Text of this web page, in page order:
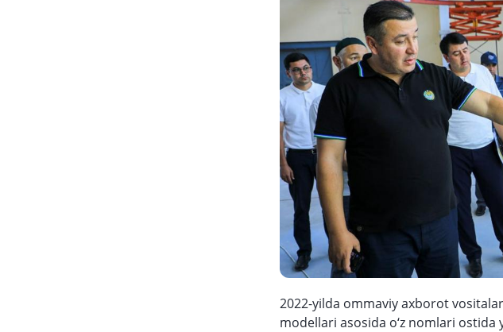
2022-yilda ommaviy axborot
modellari asosida o‘z nomlari